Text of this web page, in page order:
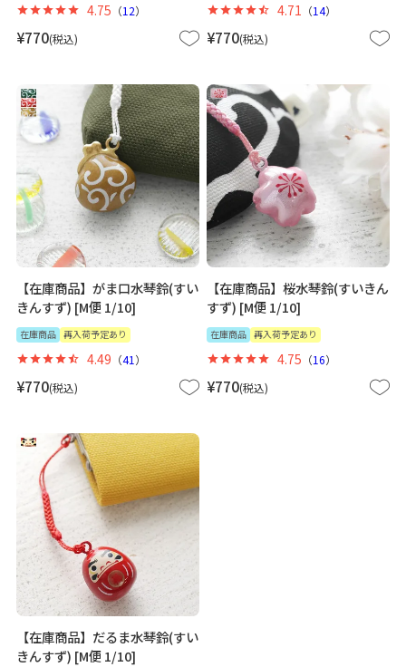
¥770 税込
4.75 （12）
¥770 税込
4.71 （14）
【在庫商品】がま口水琴鈴(すい
きんすず) [M便 1/10]
在庫商品 再入荷予定あり
¥770 税込
4.49 （41 ）
【在庫商品】桜水琴鈴(すいきん
すず) [M便 1/10]
在庫商品 再入荷予定あり
¥770 税込
4.75 （16）
【在庫商品】だるま水琴鈴(すい
きんすず) [M便 1/10]